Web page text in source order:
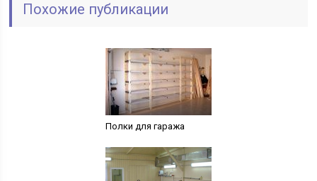
Похожие публикации
Полки для гаража